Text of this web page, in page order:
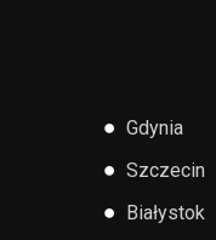
● Gdynia
● Szczecin
● Białystok